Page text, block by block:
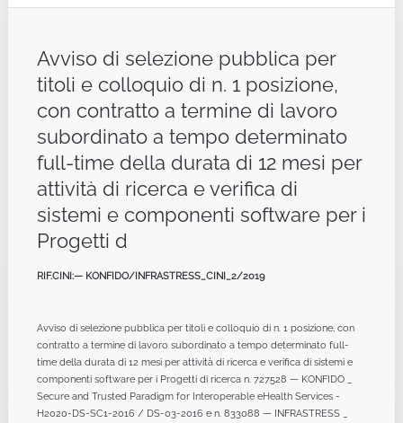
Avviso di selezione pubblica per
titoli e colloquio di n. 1 posizione,
con contratto a termine di lavoro
subordinato a tempo determinato
full-time della durata di 12 mesi per
attività di ricerca e verifica di
sistemi e componenti software per i
Progetti d
RIF.CINI:— KONFIDO/INFRASTRESS_CINI_2/2019
Avviso di selezione pubblica per titoli e colloquio di n. 1 posizione, con
contratto a termine di lavoro subordinato a tempo determinato full-
time della durata di 12 mesi per attività di ricerca e verifica di sistemi e
componenti software per i Progetti di ricerca n. 727528 — KONFIDO _
Secure and Trusted Paradigm for Interoperable eHealth Services -
H2020-DS-SC1-2016 / DS-03-2016 e n. 833088 — INFRASTRESS _